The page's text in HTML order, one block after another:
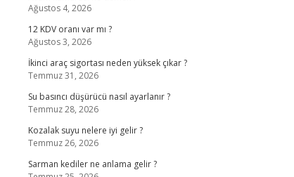
Ağustos 4, 2026
12 KDV oranı var mı ?
Ağustos 3, 2026
İkinci araç sigortası neden yüksek çıkar ?
Temmuz 31, 2026
Su basıncı düşürücü nasıl ayarlanır ?
Temmuz 28, 2026
Kozalak suyu nelere iyi gelir ?
Temmuz 26, 2026
Sarman kediler ne anlama gelir ?